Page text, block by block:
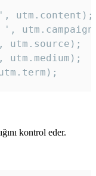
utm.content);
',
utm.source);
kontrol eder.